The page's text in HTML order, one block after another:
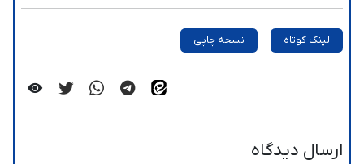
لینک کوتاه نسخه چاپی
ارسال دیدگاه